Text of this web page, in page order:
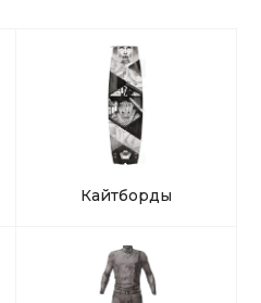
Кайтборды